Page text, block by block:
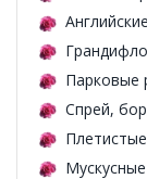
Парковые
Спрей,